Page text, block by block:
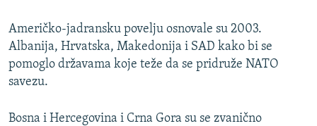
Američko-jadransku povelju osnovale su 2003.
Albanija, Hrvatska, Makedonija i SAD kako bi se
pomoglo državama koje teže da se pridruže NATO
savezu.
Bosna i Hercegovina i Crna Gora su se zvanično